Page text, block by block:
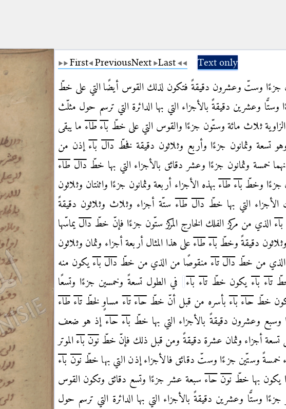
First PreviousNext Last Text only
جزءًا وستّ وعشرون دقيقةً فتكون لذلك القوس أيضًا التي على خطّ
وستًّا وعشرين دقيقةً بالأجزاء التي بها الدائرة التي ترسم حول مثلّث
الزاوية ثلاث مائة وستّون جزءًا والقوس التي على خطّ باء طاء ما يبقى
تسعة وثمانون جزءًا وأربع وثلاثون دقيقة فخطّ دال باء إذن من
خمسة وثمانون جزءًا وعشر دقائق بالأجزاء التي بها خطّ دال طاء
جزءًا وخطّ باء طاء بهذه الأجزاء أربعة وثمانون جزءًا واثنتان وثلاثون
الأجزاء التي بها خطّ دال طاء ستّة أجزاء وثلاث وثلاثون دقيقةً
باء الذي من مركز الفلك الخارج المركز ستّون جزءًا فإنّ خطّ دال يماسّها
دقيقةً وخطّ باء طاء على هذا المثال أربعة أجزاء وثمان وثلاثون
الذي من خطّ دال تاء منقوصًا من الذي من خطّ دال باء يكون منه
خطّتاء باء يكون خطّتاء باء
في الطول تسعةً وخمسين جزءًا وتسعًا
خطّ حاء باء بأسره من قبل أنّ خطّ حاء تاء مساوٍ لخطّ تاء طاء
وسبع وعشرون دقيقةً بالأجزاء التي بها خطّ باء حاء إذ هو ضعف
أجزاء وثمان عشرة دقيقةً ومن قبل ذلك فإنّ خطّ نون باء الموتر
خمسةً وستّين جزءًا وستّ دقائق فالأجزاء إذن التي بها خطّ نون باء
يكون بها خطّ نون حاء سبعة عشر جزءًا وتسع دقائق وتكون القوس
جزءًا وستًّا وعشرين دقيقةً بالأجزاءالتي بها الدائرة التي ترسم حول